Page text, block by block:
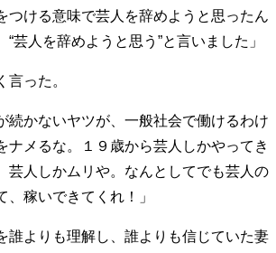
50代のリアル
美しさの哲学
と
60代のネクストステージ
イン
つける意味で芸人を辞めようと思ったん
芸人を辞めようと思う”と言いました」
った。
続かないヤツが、一般社会で働けるわけ
ナメるな。１９歳から芸人しかやってき
芸人しかムリや。なんとしてでも芸人の
、稼いできてくれ！」
よりも理解し、誰よりも信じていた妻